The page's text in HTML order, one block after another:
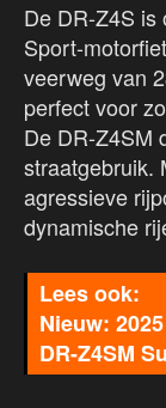
De DR-Z4S is
Sport-
veerweg van
perfect voor
De DR-Z4SM
straatgebruik.
agressieve
dynamische
Nieuw:
DR-Z4SM